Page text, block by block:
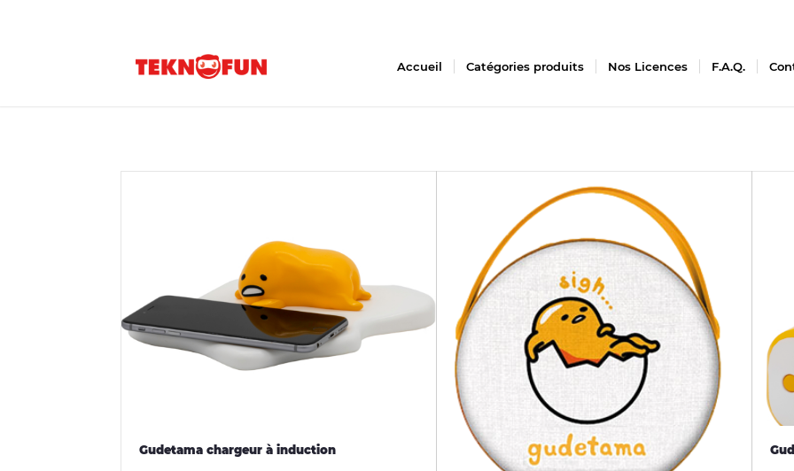
Accueil Catégories produits Nos Licences F.A.Q.
Gudetama chargeur à induction